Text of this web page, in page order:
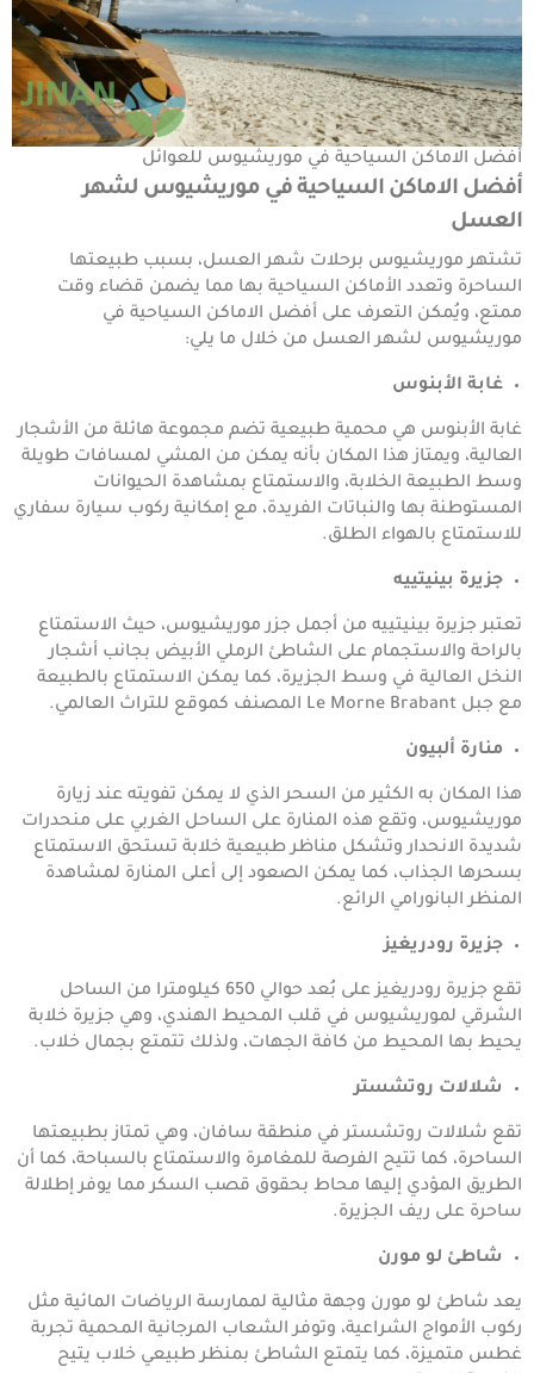
أفضل الاماكن السياحية في موريشيوس للعوائل
أفضل الاماكن السياحية في موريشيوس لشهر
العسل
تشتهر موريشيوس برحلات شهر العسل، بسبب طبيعتها
الساحرة وتعدد الأماكن السياحية بها مما يضمن قضاء وقت
ممتع، ويُمكن التعرف على أفضل الاماكن السياحية في
موريشيوس لشهر العسل من خلال ما يلي:
غابة الأبنوس
غابة الأبنوس هي محمية طبيعية تضم مجموعة هائلة من الأشجار
العالية، ويمتاز هذا المكان بأنه يمكن من المشي لمسافات طويلة
وسط الطبيعة الخلابة، والاستمتاع بمشاهدة الحيوانات
المستوطنة بها والنباتات الفريدة، مع إمكانية ركوب سيارة سفاري
للاستمتاع بالهواء الطلق.
جزيرة بينيتييه
تعتبر جزيرة بينيتييه من أجمل جزر موريشيوس، حيث الاستمتاع
بالراحة والاستجمام على الشاطئ الرملي الأبيض بجانب أشجار
النخل العالية في وسط الجزيرة، كما يمكن الاستمتاع بالطبيعة
مع جبل Le Morne Brabant المصنف كموقع للتراث العالمي.
منارة ألبيون
هذا المكان به الكثير من السحر الذي لا يمكن تفويته عند زيارة
موريشيوس، وتقع هذه المنارة على الساحل الغربي على منحدرات
شديدة الانحدار وتشكل مناظر طبيعية خلابة تستحق الاستمتاع
بسحرها الجذاب، كما يمكن الصعود إلى أعلى المنارة لمشاهدة
المنظر البانورامي الرائع.
جزيرة رودريغيز
تقع جزيرة رودريغيز على بُعد حوالي 650 كيلومترا من الساحل
الشرقي لموريشيوس في قلب المحيط الهندي، وهي جزيرة خلابة
يحيط بها المحيط من كافة الجهات، ولذلك تتمتع بجمال خلاب.
شلالات روتشستر
تقع شلالات روتشستر في منطقة سافان، وهي تمتاز بطبيعتها
الساحرة، كما تتيح الفرصة للمغامرة والاستمتاع بالسباحة، كما أن
الطريق المؤدي إليها محاط بحقوق قصب السكر مما يوفر إطلالة
ساحرة على ريف الجزيرة.
شاطئ لو مورن
يعد شاطئ لو مورن وجهة مثالية لممارسة الرياضات المائية مثل
ركوب الأمواج الشراعية، وتوفر الشعاب المرجانية المحمية تجربة
غطس متميزة، كما يتمتع الشاطئ بمنظر طبيعي خلاب يتيح